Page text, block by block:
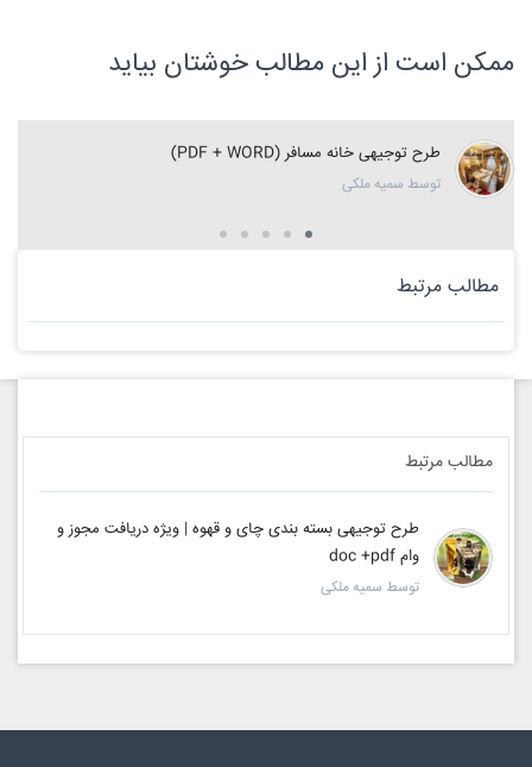
ممکن است از این مطالب خوشتان بیاید
طرح توجیهی خانه مسافر (PDF + WORD)
توسط سمیه ملکی
مطالب مرتبط
مطالب مرتبط
طرح توجیهی بسته بندی چای و قهوه | ویژه دریافت مجوز و
وام doc +pdf
توسط سمیه ملکی